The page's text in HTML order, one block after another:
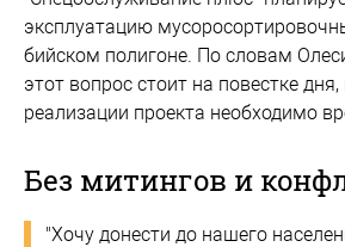
эксплуатацию
бийском полигоне. По словам
этот вопрос стоит на повестке дня,
реализации проекта необходимо
Без митингов и
"Хочу донести до нашего